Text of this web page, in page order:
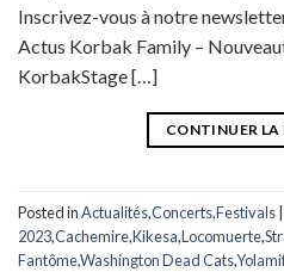
Inscrivez-vous à notre
Actus Korbak Family –
KorbakStage […]
CONTINUER LA
Posted inActualités,Concerts,Festivals|
2023,Cachemire,Kikesa,Locomuerte,
Fantôme,Washington Dead Cats,